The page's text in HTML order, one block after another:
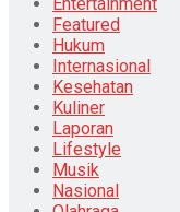
Featured
Hukum
Internasional
Kesehatan
Kuliner
Laporan
Lifestyle
Musik
Nasional